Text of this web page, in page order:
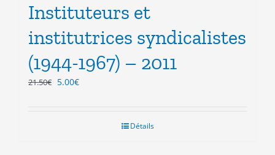
Instituteurs et
institutrices syndicalistes
(1944-1967) – 2011
21.50€ Le
5.00€Le
Détails